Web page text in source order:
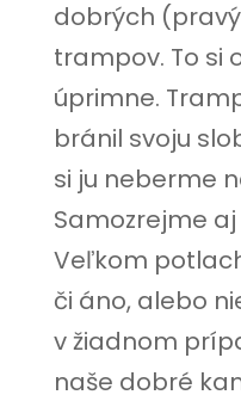
dobrých
trampov. To si
úprimne.
bránil svoju
si ju neberme
Samozrejme
Veľkom
či áno, alebo
v žiadnom
naše dobré